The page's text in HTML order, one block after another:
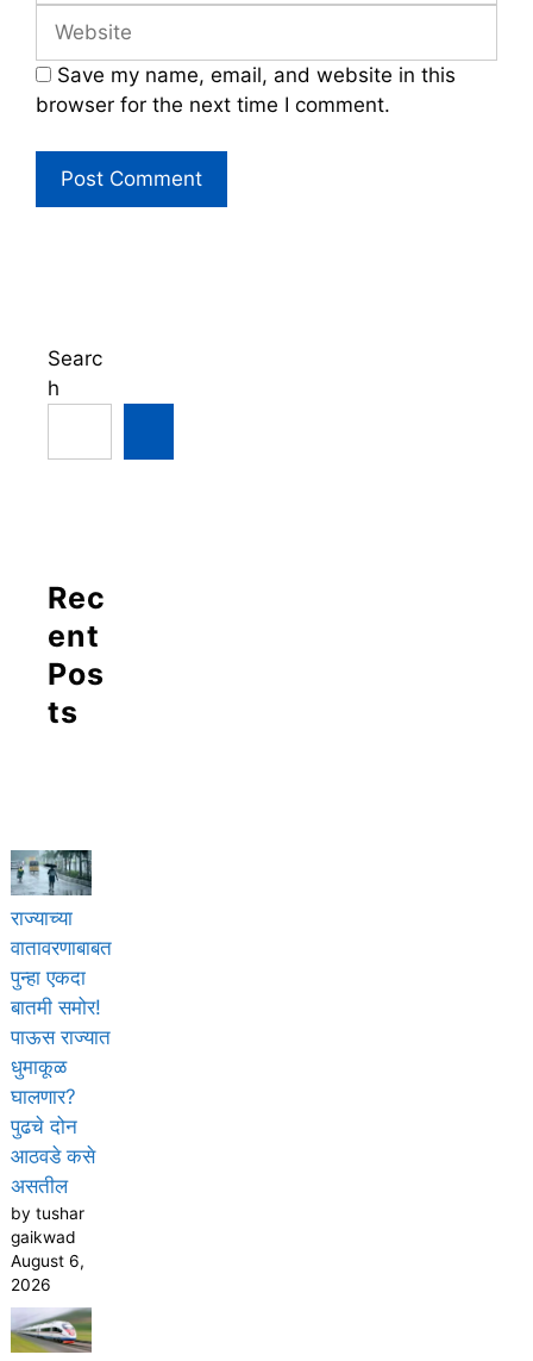
Website
Save my name, email, and website in this
browser for the next time I comment.
Searc
h
Rec
ent
Pos
ts
राज्याच्या
वातावरणाबाबत
पुन्हा एकदा
बातमी समोर!
पाऊस राज्यात
धुमाकूळ
घालणार?
पुढचे दोन
आठवडे कसे
असतील
by tushar
gaikwad
August 6,
2026